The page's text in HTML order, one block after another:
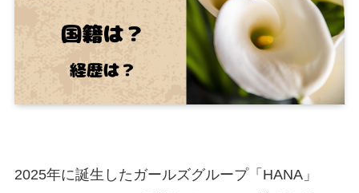
2025年に誕生したガールズグループ「HANA」